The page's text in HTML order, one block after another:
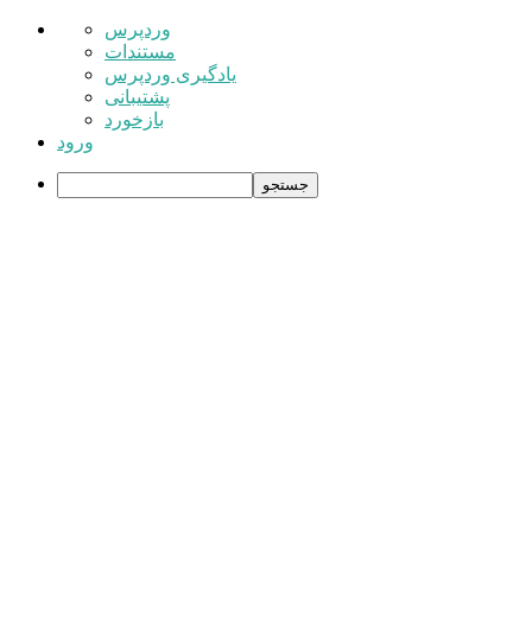
درباره
وردپرس
وردپرس
مستندات
یادگیری وردپرس
پشتیبانی
بازخورد
ورود
جستجو